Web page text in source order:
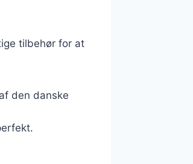
tilbehør for at
den danske